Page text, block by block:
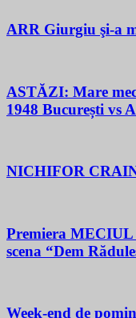
ARR Giurgiu şi-a
ASTĂZI: Mare
1948 București vs
NICHIFOR
Premiera
scena “Dem
Week-end de